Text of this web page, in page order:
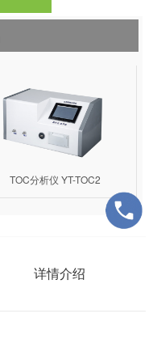
TOC分析仪 YT-TOC2
详情介绍